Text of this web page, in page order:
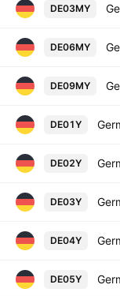
DE03MY
DE06MY
DE09MY
DE01Y
DE02Y
DE03Y
DE04Y
DE05Y